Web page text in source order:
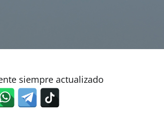
siempre actualizado